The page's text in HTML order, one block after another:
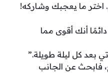
اختر ما يعجبك وشاركه!
أنك أقوى مما
بعد كل ليلة طويلة.”
فابحث عن الجانب